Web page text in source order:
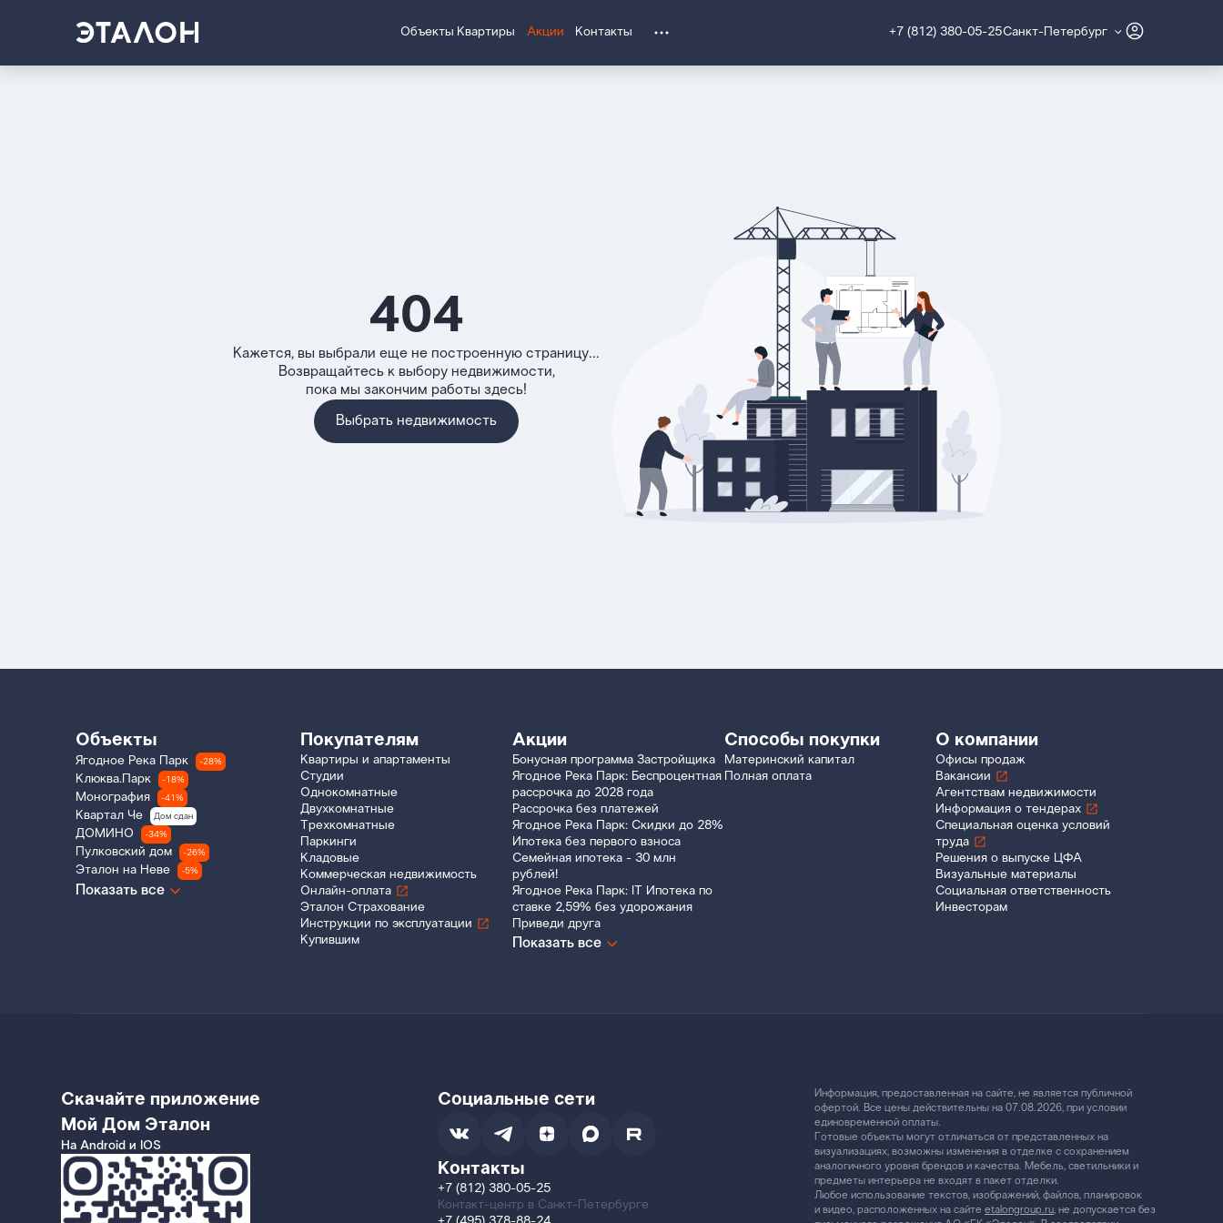
Объекты Квартиры Акции Контакты +7 (812) 380-05-25Санкт-Петербург
404
Кажется, вы выбрали еще не построенную страницу...
Возвращайтесь к выбору недвижимости,
пока мы закончим работы здесь!
Выбрать недвижимость
Объекты
Ягодное Река Парк -28%
Клюква.Парк -18%
Монография -41%
Квартал Че Дом сдан
ДОМИНО -34%
Пулковский дом -26%
Эталон на Неве -5%
Показать все
Покупателям
Квартиры и апартаменты
Студии
Однокомнатные
Двухкомнатные
Трехкомнатные
Паркинги
Кладовые
Коммерческая недвижимость
Онлайн-оплата
Эталон Страхование
Инструкции по эксплуатации
Купившим
Акции
Бонусная программа Застройщика
Ягодное Река Парк: Беспроцентная
рассрочка до 2028 года
Рассрочка без платежей
Ягодное Река Парк: Скидки до 28%
Ипотека без первого взноса
Семейная ипотека - 30 млн
рублей!
Ягодное Река Парк: IT Ипотека по
ставке 2,59% без удорожания
Приведи друга
Показать все
Способы покупки
Материнский капитал
Полная оплата
О компании
Офисы продаж
Вакансии
Агентствам недвижимости
Информация о тендерах
Специальная оценка условий
труда
Решения о выпуске ЦФА
Визуальные материалы
Социальная ответственность
Инвесторам
Скачайте приложение
Мой Дом Эталон
На Android и IOS
Социальные сети
Контакты
+7 (812) 380-05-25
Контакт-центр в Санкт-Петербурге
Информация, предоставленная на сайте, не является публичной
офертой. Все цены действительны на 07.08.2026, при условии
единовременной оплаты.
Готовые объекты могут отличаться от представленных на
визуализациях, возможны изменения в отделке с сохранением
аналогичного уровня брендов и качества. Мебель, светильники и
предметы интерьера не входят в пакет отделки.
Любое использование текстов, изображений, файлов, планировок
и видео, расположенных на сайте etalongroup.ru, не допускается без